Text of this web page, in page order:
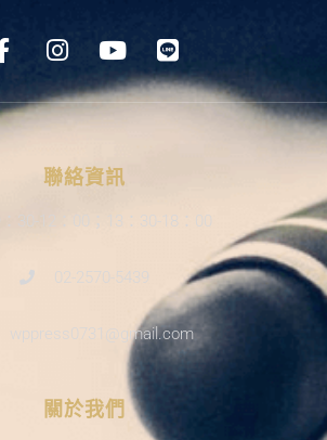
聯絡資訊
9：30-12：00；13：30-18：00
02-2570-5439
wppress0731@gmail.com
關於我們